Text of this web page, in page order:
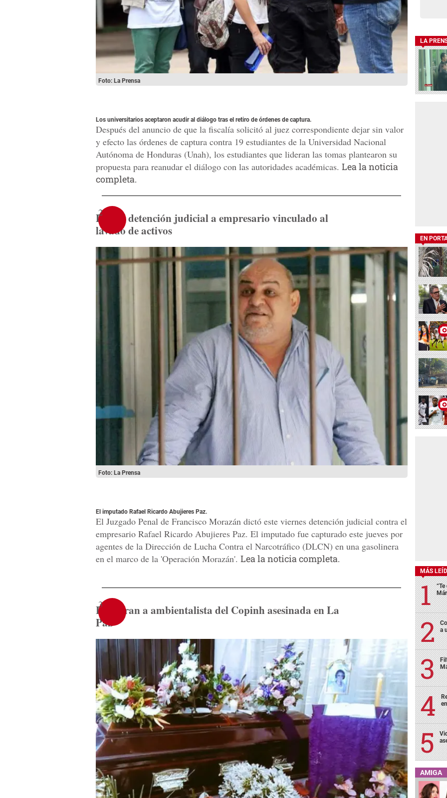
Foto: La Prensa
Los universitarios aceptaron acudir al diálogo tras el retiro de órdenes de captura.
Después del anuncio de que la fiscalía solicitó al juez correspondiente dejar sin valor
y efecto las órdenes de captura contra 19 estudiantes de la Universidad Nacional
Autónoma de Honduras (Unah), los estudiantes que lideran las tomas plantearon su
propuesta para reanudar el diálogo con las autoridades académicas. Lea la noticia
completa.
2
Dictan detención judicial a empresario vinculado al
lavado de activos
Foto: La Prensa
El imputado Rafael Ricardo Abujieres Paz.
El Juzgado Penal de Francisco Morazán dictó este viernes detención judicial contra el
empresario Rafael Ricardo Abujieres Paz. El imputado fue capturado este jueves por
agentes de la Dirección de Lucha Contra el Narcotráfico (DLCN) en una gasolinera
en el marco de la 'Operación Morazán'. Lea la noticia completa.
3
Entierran a ambientalista del Copinh asesinada en La
Paz
LA
EN
MÁS
a
AMIGA